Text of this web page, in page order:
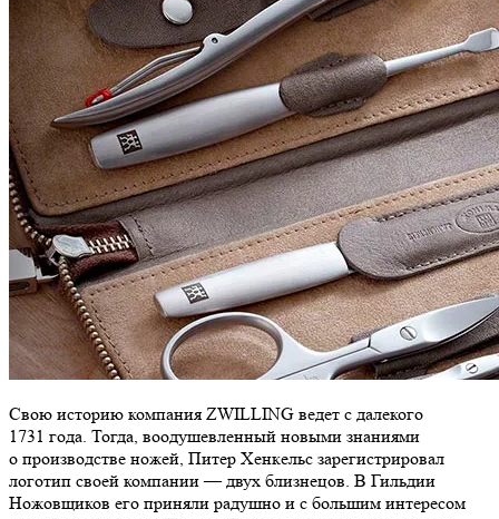
Свою историю компания ZWILLING ведет с далекого
1731 года. Тогда, воодушевленный новыми знаниями
о производстве ножей, Питер Хенкельс зарегистрировал
логотип своей компании — двух близнецов. В Гильдии
Ножовщиков его приняли радушно и с большим интересом